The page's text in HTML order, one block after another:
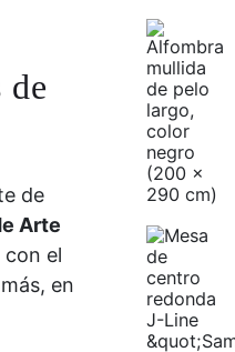
de
de
Arte
el
en